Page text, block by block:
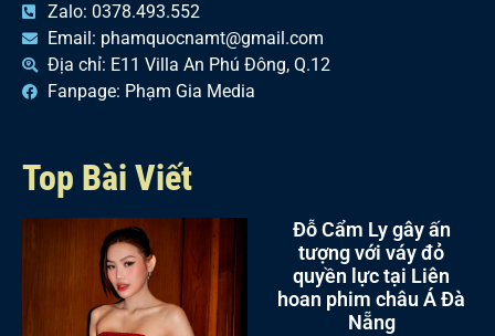
Zalo: 0378.493.552
Email: phamquocnamt@gmail.com
Địa chỉ: E11 Villa An Phú Đông, Q.12
Fanpage: Phạm Gia Media
Top Bài Viết
Đỗ Cẩm Ly gây ấn
tượng với váy đỏ
quyền lực tại Liên
hoan phim châu Á Đà
Nẵng